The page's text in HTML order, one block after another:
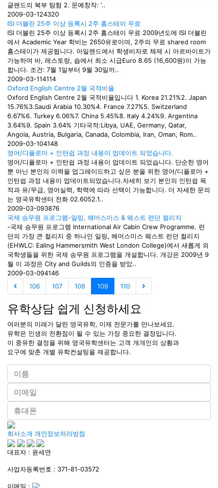
글랜드의 북부 탐험 2. 문예창작: ‘..
2009-03-124320
ISI 더블린 25주 이상 등록시 2주 홈스테이 무료
ISI 더블린 25주 이상 등록시 2주 홈스테이 무료 2009년도에 ISI 더블린
에서 Academic Year 학비는 2650유로이며, 2주의 무료 shared room
홈스테이가 제공됩니다. 아일랜드에서 학생비자로 체제 시 아르바이트가
가능하며 바, 레스토랑, 숍에서 최소 시급Euro 8.65 (16,600원)이 가능
합니다. 조건: 7월 1일부터 9월 30일까..
2009-03-114114
Oxford English Centre 2월 국적비율
Oxford English Centre 2월 국적비율입니다 1. Korea 21.21%2. Japan
15.76%3.Saudi Arabia 10.30%4. France 7.27%5. Switzerland
6.67%6. Turkey 6.06%7. China 5.45%8. Italy 4.24%9. Argentina
3.64%9. Spain 3.64% 기타국적:Libya, UAE, Germany, Qatar,
Angola, Austria, Bulgaria, Canada, Colombia, Iran, Oman, Rom..
2009-03-104148
영어/디플로마 + 인턴쉽 과정 내용이 업데이트 되었습니다.
영어/디플로마 + 인턴쉽 과정 내용이 업데이트 되었습니다. 단순한 영어
뿐 아닌 본인의 이력을 업그레이드하고 싶은 분을 위한 영어/디플로마 +
인턴쉽 과정 내용이 업데이트되었습니다.자세히 보기 본인의 인턴쉽 목
적과 유/무급, 영어실력, 학력에 따라 선택이 가능합니다. 더 자세한 문의
는 영국유학센터 전화 02.6052.1..
2009-03-093876
국제 승무원 프로그램-일링, 해머스미스 & 웨스트 런던 컬리지
-국제 승무원 프로그램 International Air Cabin Crew Programme. 런
던의 가장 큰 컬리지 중 하나인 일링, 해머스미스 웨스트 런던 컬리지
(EHWLC: Ealing Hammersmith West London College)에서 새롭게 외
국학생들을 위한 국제 승무원 프로그램을 개설합니다. 개강은 2009년 9
월 이 과정은 City and Guilds의 인증을 받았..
2009-03-094146
106
107 108 109 110
유학상담 쉽게 신청하세요
여러분의 미래가 달린 영국유학, 이제 전문가를 만나보세요.
유학은 인생의 전환점이 될 수 있는 가장 중요한 결정입니다.
이 중유한 결정을 위해 영국유학센터는 고객 개개인의 상황과
요구에 맞춘 개별 유학컨설팅을 제공합니다.
회사소개 개인정보처리방침
대표자 : 윤세연
사업자등록번호 : 371-81-03572
이메일 :